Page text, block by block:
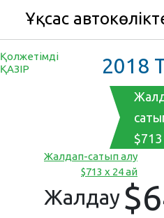
Ұқсас
Қолжетімді
ҚАЗІР
2018
Жалдап-сатып алу
$713 x 24 ай
Жалдау